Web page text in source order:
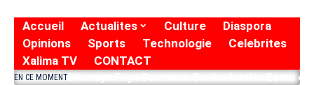
Accueil Actualites Culture
Diaspora
Opinions
Sports Technologie
Celebrites
Xalima TV
CONTACT
EN CE MOMENTDiomaye FayeOusmane SonkoJustice2eme